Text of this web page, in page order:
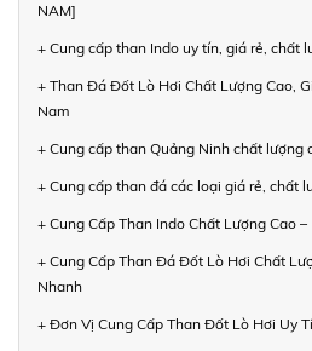
NAM]
+ Cung cấp than Indo uy tín, giá rẻ, chất
+ Than Đá Đốt Lò Hơi Chất Lượng Cao,
Nam
+ Cung cấp than Quảng Ninh chất lượng
+ Cung cấp than đá các loại giá rẻ, chất
+ Cung Cấp Than Indo Chất Lượng Cao
+ Cung Cấp Than Đá Đốt Lò Hơi Chất
Nhanh
+ Đơn Vị Cung Cấp Than Đốt Lò Hơi Uy